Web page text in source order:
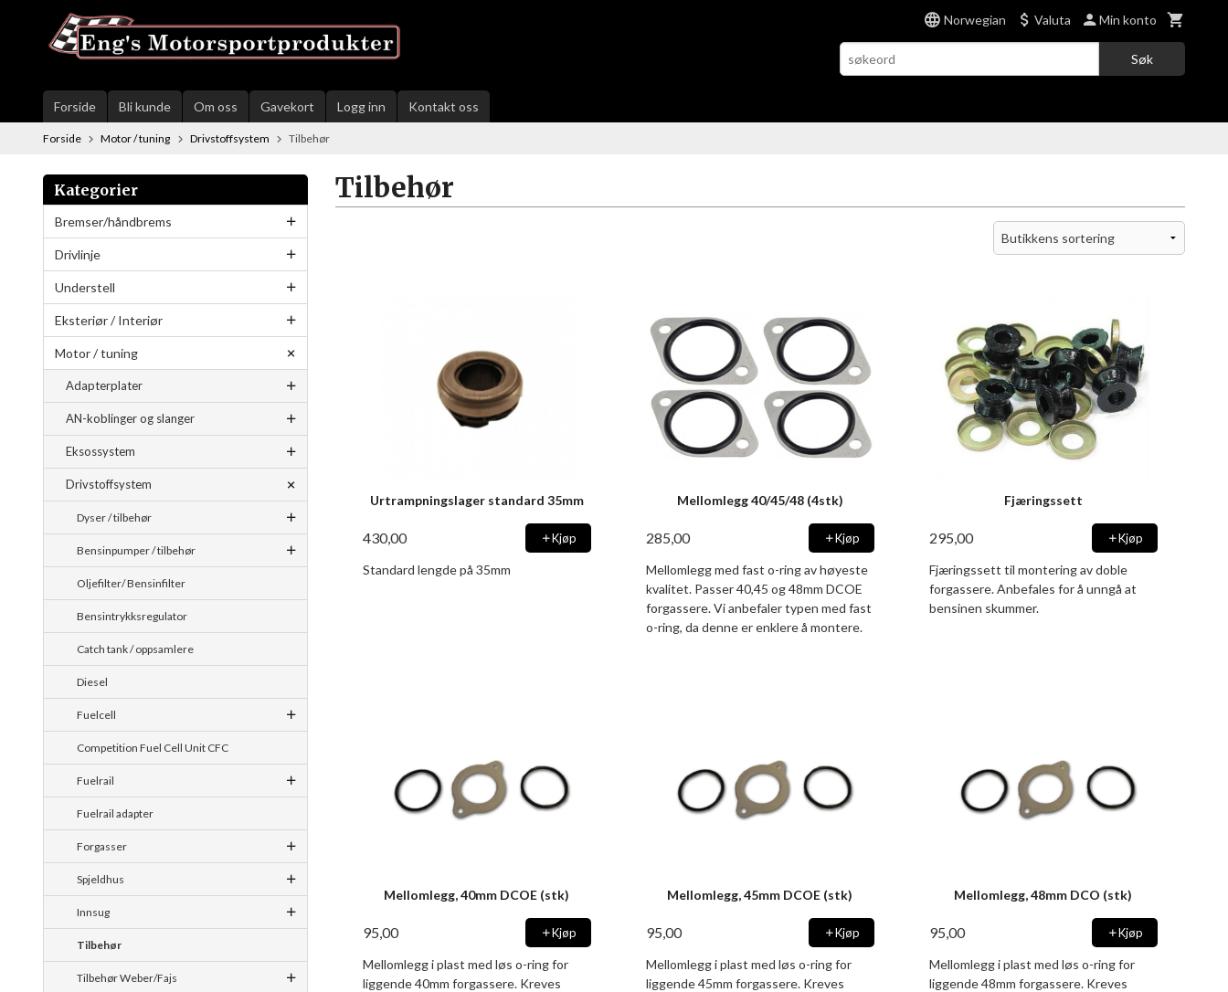
innholdet
Norwegian Valuta Min konto
Søk
Forside Bli kunde Om oss Gavekort Logg inn Kontakt oss
Forside Motor / tuning Drivstoffsystem Tilbehør
Kategorier
Bremser/håndbrems
Drivlinje
Understell
Eksteriør / Interiør
Motor / tuning
Adapterplater
AN-koblinger og slanger
Eksossystem
Drivstoffsystem
Dyser / tilbehør
Bensinpumper / tilbehør
Oljefilter/ Bensinfilter
Bensintrykksregulator
Catch tank / oppsamlere
Diesel
Fuelcell
Competition Fuel Cell Unit CFC
Fuelrail
Fuelrail adapter
Forgasser
Spjeldhus
Innsug
Tilbehør
Tilbehør Weber/Fajs
Tilbehør
Urtrampningslager standard 35mm
430,00 Kjøp
Standard lengde på 35mm
Mellomlegg 40/45/48 (4stk)
285,00 Kjøp
Mellomlegg med fast o-ring av høyeste
kvalitet. Passer 40,45 og 48mm DCOE
forgassere. Vi anbefaler typen med fast
o-ring, da denne er enklere å montere.
Fjæringssett
295,00 Kjøp
Fjæringssett til montering av doble
forgassere. Anbefales for å unngå at
bensinen skummer.
Mellomlegg, 40mm DCOE (stk)
95,00 Kjøp
Mellomlegg i plast med løs o-ring for
liggende 40mm forgassere. Kreves
Mellomlegg, 45mm DCOE (stk)
95,00 Kjøp
Mellomlegg i plast med løs o-ring for
liggende 45mm forgassere. Kreves
Mellomlegg, 48mm DCO (stk)
95,00 Kjøp
Mellomlegg i plast med løs o-ring for
liggende 48mm forgassere. Kreves